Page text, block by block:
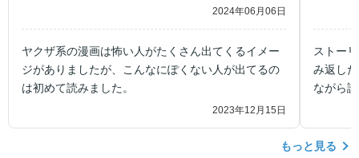
2024年06月06日
ヤクザ系の漫画は怖い人がたくさん出てくるイメー
ジがありましたが、こんなにぽくない人が出てるの
は初めて読みました。
2023年12月15日
ストー
み返し
ながら
もっと見る